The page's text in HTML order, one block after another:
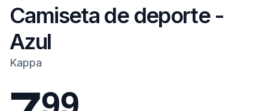
Camiseta de deporte -
Azul
Kappa